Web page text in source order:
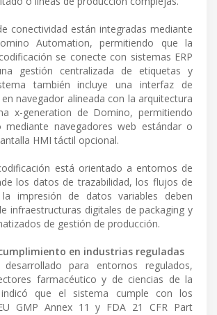
conectividad están integradas mediante
Automation, permitiendo que la
se conecte con sistemas ERP
gestión centralizada de etiquetas y
también incluye una interfaz de
navegador alineada con la arquitectura
x-generation de Domino, permitiendo
mediante navegadores web estándar o
HMI táctil opcional.
está orientado a entornos de
los datos de trazabilidad, los flujos de
impresión de datos variables deben
infraestructuras digitales de packaging y
de gestión de producción.
en industrias reguladas
para entornos regulados,
farmacéutico y de ciencias de la
que el sistema cumple con los
GMP Annex 11 y FDA 21 CFR Part